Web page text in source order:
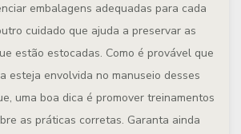
embalagens adequadas para cada
cuidado que ajuda a preservar as
estão estocadas. Como é provável que
esteja envolvida no manuseio desses
uma boa dica é promover treinamentos
as práticas corretas. Garanta ainda